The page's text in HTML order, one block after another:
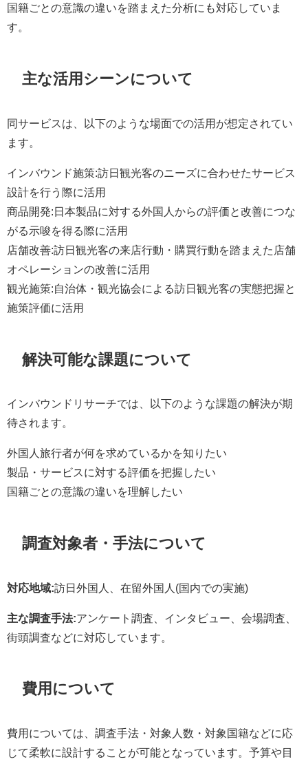
国籍ごとの意識の違いを踏まえた分析にも対応していま
す。
主な活用シーンについて
同サービスは、以下のような場面での活用が想定されてい
ます。
インバウンド施策:訪日観光客のニーズに合わせたサービス
設計を行う際に活用
商品開発:日本製品に対する外国人からの評価と改善につな
がる示唆を得る際に活用
店舗改善:訪日観光客の来店行動・購買行動を踏まえた店舗
オペレーションの改善に活用
観光施策:自治体・観光協会による訪日観光客の実態把握と
施策評価に活用
解決可能な課題について
インバウンドリサーチでは、以下のような課題の解決が期
待されます。
外国人旅行者が何を求めているかを知りたい
製品・サービスに対する評価を把握したい
国籍ごとの意識の違いを理解したい
調査対象者・手法について
対応地域:訪日外国人、在留外国人(国内での実施)
主な調査手法:アンケート調査、インタビュー、会場調査、
街頭調査などに対応しています。
費用について
費用については、調査手法・対象人数・対象国籍などに応
じて柔軟に設計することが可能となっています。予算や目